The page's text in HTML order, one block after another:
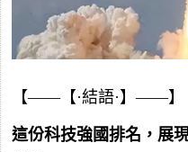
【——【·結語·】——】
這份科技強國排名，展